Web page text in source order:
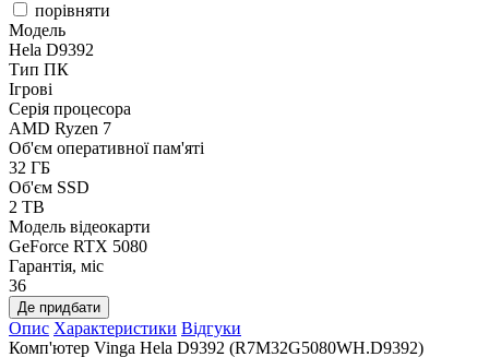
порівняти
Модель
Hela D9392
Тип ПК
Ігрові
Серія процесора
AMD Ryzen 7
Об'єм оперативної пам'яті
32 ГБ
Об'єм SSD
2 TB
Модель відеокарти
GeForce RTX 5080
Гарантія, міс
36
Де придбати
Опис Характеристики Відгуки
Комп'ютер Vinga Hela D9392 (R7M32G5080WH.D9392)